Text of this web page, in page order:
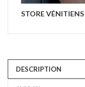
STORE
DESCRIPTION